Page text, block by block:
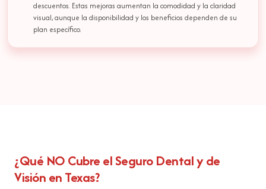
descuentos. Estas mejoras aumentan la comodidad y la claridad
visual, aunque la disponibilidad y los beneficios dependen de su
plan específico.
¿Qué NO Cubre el Seguro Dental y de
Visión en Texas?